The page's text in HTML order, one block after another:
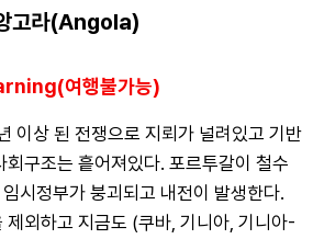
고라(Angola)
여행불가능)
이상 된 전쟁으로 지뢰가 널려있고 기반
회구조는 흩어져있다. 포르투갈이 철수
시정부가 붕괴되고 내전이 발생한다.
제외하고 지금도 (쿠바, 기니아, 기니아-